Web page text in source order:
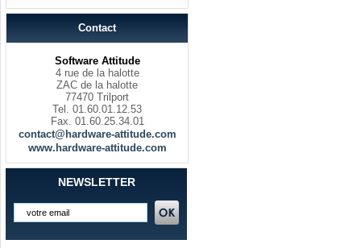
Contact
Software Attitude
4 rue de la halotte
ZAC de la halotte
77470 Trilport
Tel. 01.60.01.12.53
Fax. 01.60.25.34.01
contact@hardware-attitude.com
www.hardware-attitude.com
NEWSLETTER